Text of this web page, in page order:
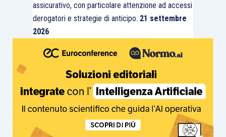
assicurativo, con particolare attenzione ad accessi
derogatori e strategie di anticipo. 21 settembre
2026